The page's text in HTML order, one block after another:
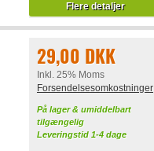
Flere detaljer
29,00 DKK
Inkl. 25% Moms
Forsendelsesomkostninger
På lager & umiddelbart
tilgængelig
Leveringstid 1-4 dage